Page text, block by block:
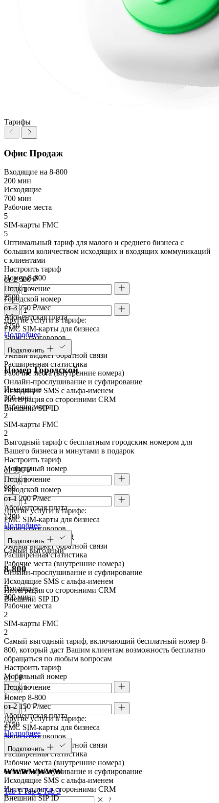
Тарифы
Офис Продаж
Входящие на 8-800
200 мин
Исходящие
700 мин
Рабочие места
5
SIM-карты FMC
5
Оптимальный тариф для малого и среднего бизнеса с
большим количеством исходящих и входящих коммуникаций
с клиентами
Настроить тариф
Номер 8-800
Городской номер
Другие услуги в тарифе:
FMC SIM-карты для бизнеса
Запись разговоров
Речевая аналитика
Умный виджет обратной связи
Расширенная статистика
Рабочие места (внутренние номера)
Онлайн-прослушивание и суфлирование
Исходящие SMS с альфа-именем
Интеграция со сторонними CRM
Внешний SIP ID
от 2 500 ₽
Подключение
2500
от 3 750 ₽/мес
Абонентская плата
3750
Подробнее
Подключить
Номер Городской
Исходящие
300 мин
Рабочие места
2
SIM-карты FMC
2
Выгодный тариф с бесплатным городским номером для
Вашего бизнеса и минутами в подарок
Настроить тариф
Мобильный номер
Городской номер
Другие услуги в тарифе:
FMC SIM-карты для бизнеса
Запись разговоров
Голосовое меню IVR
Умный виджет обратной связи
Расширенная статистика
Рабочие места (внутренние номера)
Онлайн-прослушивание и суфлирование
Исходящие SMS с альфа-именем
Интеграция со сторонними CRM
Внешний SIP ID
от 990 ₽
Подключение
990
от 1 200 ₽/мес
Абонентская плата
1200
Подробнее
Подключить
Самый выгодный
8-800
Входящие
300 мин
Рабочие места
2
SIM-карты FMC
2
Самый выгодный тариф, включающий бесплатный номер 8-
800, который даст Вашим клиентам возможность бесплатно
обращаться по любым вопросам
Настроить тариф
Мобильный номер
Номер 8-800
Другие услуги в тарифе:
FMC SIM-карты для бизнеса
Запись разговоров
Умный виджет обратной связи
Расширенная статистика
Рабочие места (внутренние номера)
Онлайн-прослушивание и суфлирование
Исходящие SMS с альфа-именем
Интеграция со сторонними CRM
Внешний SIP ID
от 1 ₽
Подключение
1
от 2 150 ₽/мес
Абонентская плата
2150
Подробнее
Подключить
wwwwwww
Tab 1Tab 2Tab 3